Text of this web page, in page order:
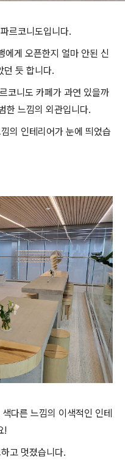
르코니도입니다.
에게 오픈한지 얼마 안된 신
던 듯 합니다.
코니도 카페가 과연 있을까
한 느낌의 외관입니다.
의 인테리어가 눈에 띄었습
다른 느낌의 이색적인 인테
!
고 멋졌습니다.